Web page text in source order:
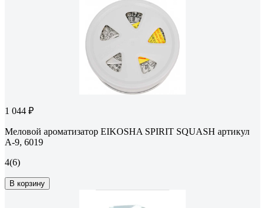
1 044 ₽
Меловой ароматизатор EIKOSHA SPIRIT SQUASH артикул
A-9, 6019
4(6)
В корзину